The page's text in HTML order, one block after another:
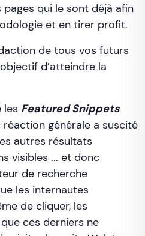
qui le sont déjà afin
et en tirer profit.
de tous vos futurs
d’atteindre la
les Featured Snippets
générale a suscité
autres résultats
visibles ... et donc
de recherche
les internautes
de cliquer, les
ces derniers ne